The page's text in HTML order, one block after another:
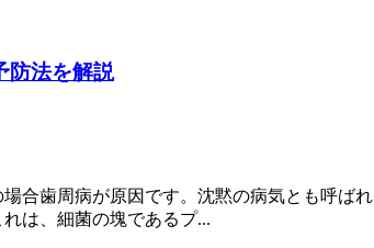
防法を解説
合歯周病が原因です。沈黙の病気とも呼ば
は、細菌の塊であるプ...